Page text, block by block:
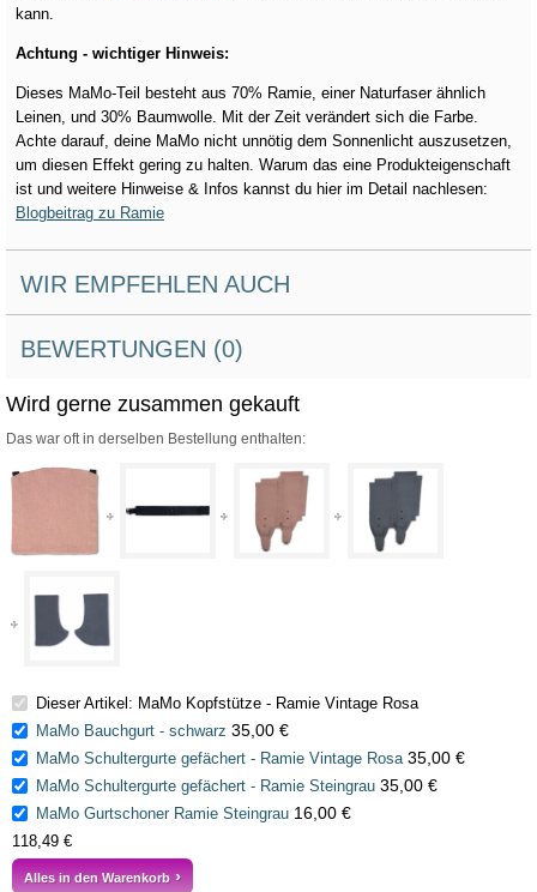
kann.
Achtung - wichtiger Hinweis:
Dieses MaMo-Teil besteht aus 70% Ramie, einer Naturfaser ähnlich
Leinen, und 30% Baumwolle. Mit der Zeit verändert sich die Farbe.
Achte darauf, deine MaMo nicht unnötig dem Sonnenlicht auszusetzen,
um diesen Effekt gering zu halten. Warum das eine Produkteigenschaft
ist und weitere Hinweise & Infos kannst du hier im Detail nachlesen:
Blogbeitrag zu Ramie
WIR EMPFEHLEN AUCH
BEWERTUNGEN (0)
Wird gerne zusammen gekauft
Das war oft in derselben Bestellung enthalten:
Dieser Artikel: MaMo Kopfstütze - Ramie Vintage Rosa
MaMo Bauchgurt - schwarz 35,00 €
MaMo Schultergurte gefächert - Ramie Vintage Rosa 35,00 €
MaMo Schultergurte gefächert - Ramie Steingrau 35,00 €
MaMo Gurtschoner Ramie Steingrau 16,00 €
118,49 €
Alles in den Warenkorb